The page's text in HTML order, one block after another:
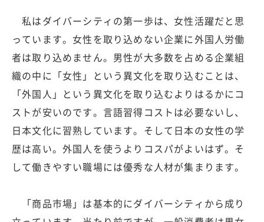
私はダイバーシティの第一歩は、女性活躍だと思
っています。女性を取り込めない企業に外国人労働
者は取り込めません。男性が大多数を占める企業組
織の中に「女性」という異文化を取り込むことは、
「外国人」という異文化を取り込むよりはるかにコ
ストが安いのです。言語習得コストは必要ないし、
日本文化に習熟しています。そして日本の女性の学
歴は高い。外国人を使うよりコスパがよいはず。そ
して働きやすい職場には優秀な人材が集まります。
「商品市場」は基本的にダイバーシティから成り